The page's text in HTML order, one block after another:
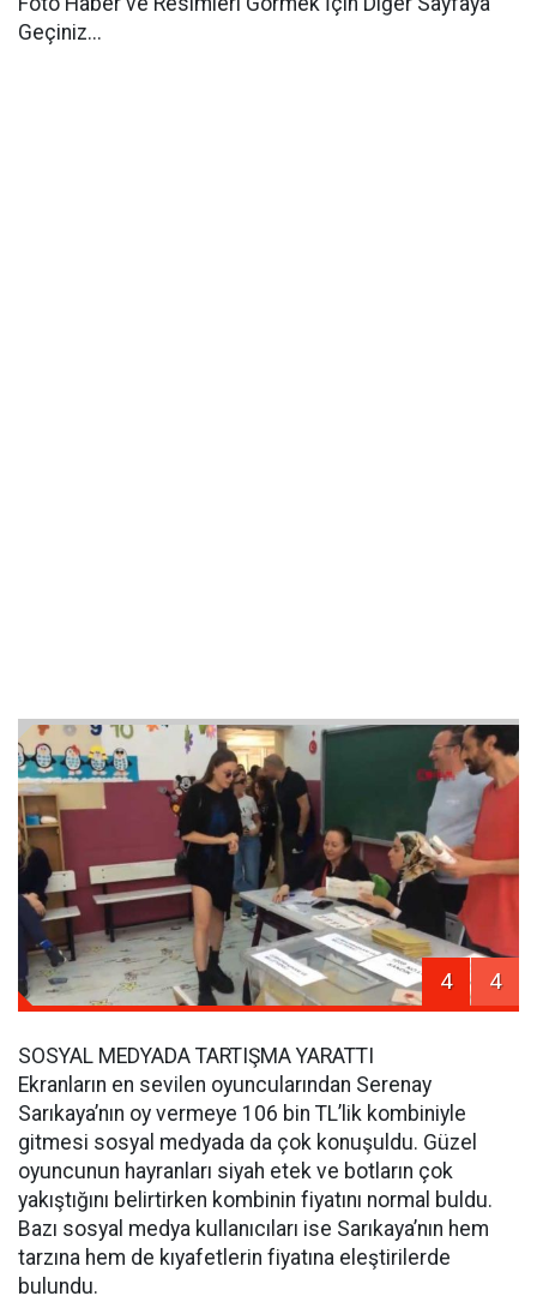
Geçiniz...
4 4
SOSYAL MEDYADA TARTIŞMA YARATTI
Ekranların en sevilen oyuncularından Serenay
Sarıkaya’nın oy vermeye 106 bin TL’lik kombiniyle
gitmesi sosyal medyada da çok konuşuldu. Güzel
oyuncunun hayranları siyah etek ve botların çok
yakıştığını belirtirken kombinin fiyatını normal buldu.
Bazı sosyal medya kullanıcıları ise Sarıkaya’nın hem
tarzına hem de kıyafetlerin fiyatına eleştirilerde
bulundu.